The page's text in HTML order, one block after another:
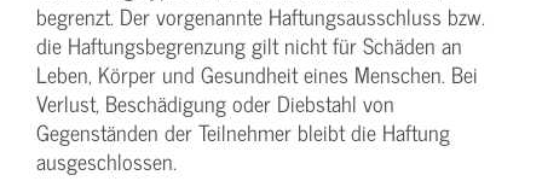
begrenzt. Der vorgenannte Haftungs­ausschluss bzw.
die Haftungs­begrenzung gilt nicht für Schäden an
Leben, Körper und Gesundheit eines Menschen. Bei
Verlust, Beschädigung oder Diebstahl von
Gegenständen der Teilnehmer bleibt die Haftung
ausgeschlossen.